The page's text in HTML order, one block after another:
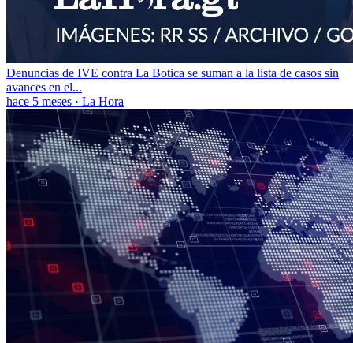
Denuncias de IVE contra La Botica se suman a la lista de casos sin
avances en el...
hace 5 meses · La Hora